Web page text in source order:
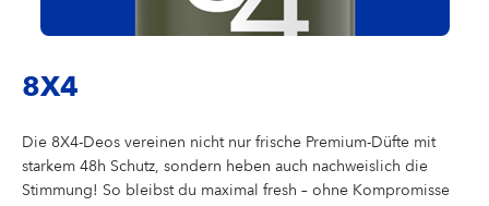
8X4
Die 8X4-Deos vereinen nicht nur frische Premium-Düfte mit
starkem 48h Schutz, sondern heben auch nachweislich die
Stimmung! So bleibst du maximal fresh – ohne Kompromisse